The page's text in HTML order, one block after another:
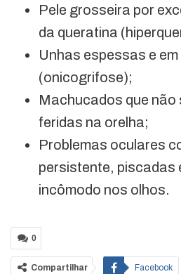
Pele grosseira por
da queratina
Unhas espessas e
(onicogrifose);
Machucados que não
feridas na orelha;
Problemas oculares
persistente, piscadas
incômodo nos olhos.
0
Compartilhar Facebook